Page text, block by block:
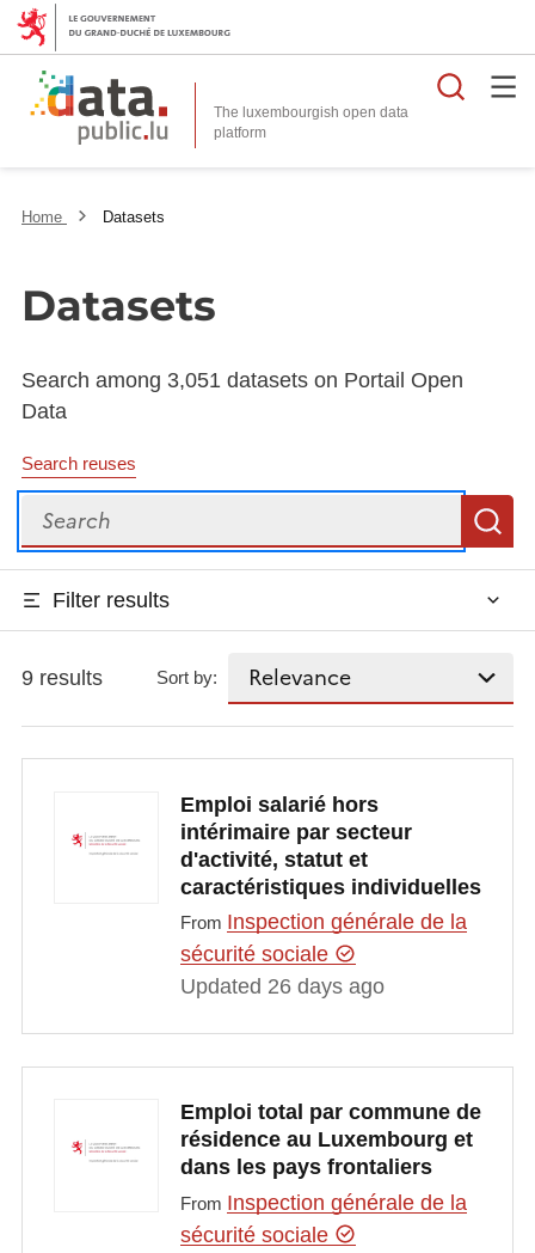
The luxembourgish open data
platform
Home Datasets
Datasets
Search among 3,051 datasets on Portail Open
Data
Search reuses
Search
Filter results
9 results Sort by:
Emploi salarié hors
intérimaire par secteur
d'activité, statut et
caractéristiques individuelles
From Inspection générale de la
sécurité sociale
Updated 26 days ago
Emploi total par commune de
résidence au Luxembourg et
dans les pays frontaliers
From Inspection générale de la
sécurité sociale